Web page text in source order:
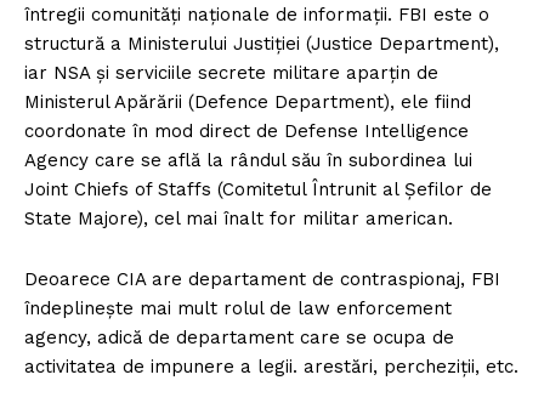
întregii comunități naționale de informații. FBI este o
structură a Ministerului Justiției (Justice Department),
iar NSA și serviciile secrete militare aparțin de
Ministerul Apărării (Defence Department), ele fiind
coordonate în mod direct de Defense Intelligence
Agency care se află la rândul său în subordinea lui
Joint Chiefs of Staffs (Comitetul Întrunit al Șefilor de
State Majore), cel mai înalt for militar american.
Deoarece CIA are departament de contraspionaj, FBI
îndeplinește mai mult rolul de law enforcement
agency, adică de departament care se ocupa de
activitatea de impunere a legii. arestări, percheziții, etc.